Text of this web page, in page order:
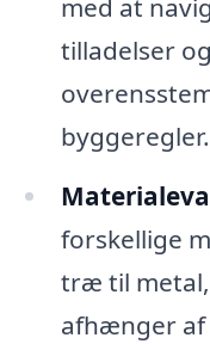
med at
tilladelser
byggeregler.
forskellige
træ til
afhænger